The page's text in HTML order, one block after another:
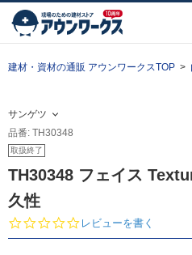
建材・資材の通販 アウンワークスTOP
サンゲツ
品番: TH30348
取扱終了
TH30348 フェイス
久性
0.
0
レビューを書く